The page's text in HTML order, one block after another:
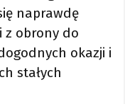
naprawdę
z obrony do
okazji i
stałych